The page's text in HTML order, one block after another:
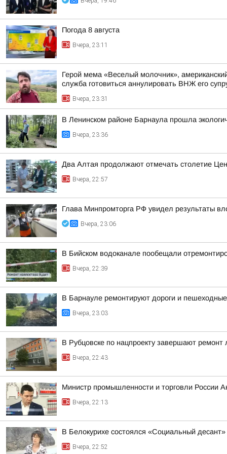
Погода 8 августа
Вчера, 23:11
Герой мема «Веселый молочник»,
служба готовиться аннулировать ВНЖ его
Вчера, 23:31
В Ленинском районе Барнаула прошла
Вчера, 23:36
Два Алтая продолжают отмечать столетие
Вчера, 22:57
Глава Минпромторга РФ увидел результаты
Вчера, 23:06
В Бийском водоканале пообещали
Вчера, 22:39
В Барнауле ремонтируют дороги и
Вчера, 23:03
В Рубцовске по нацпроекту завершают
Вчера, 22:43
Министр промышленности и торговли России
Вчера, 22:13
В Белокурихе состоялся «Социальный десант»
Вчера, 22:52